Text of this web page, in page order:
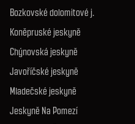
Bozkovské dolomitové j.
Koněpruské jeskyně
Chýnovská jeskyně
Javoříčské jeskyně
Mladečské jeskyně
Jeskyně Na Pomezí